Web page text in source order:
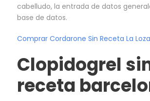
cabelludo, la entrada de datos
base de datos.
Comprar Cordarone Sin Receta La
Clopidogrel
receta